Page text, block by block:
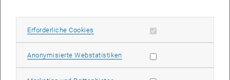
unterschiedlichen Switchen angeschlossen sind.
Betroffene Serverhousing-Standorte:
BCU2A18
DC02E02
Erforderliche Cookies Erforderliche Cookies zulassen
Anonymisierte WebstatistikenStatistik Cookies zulassen